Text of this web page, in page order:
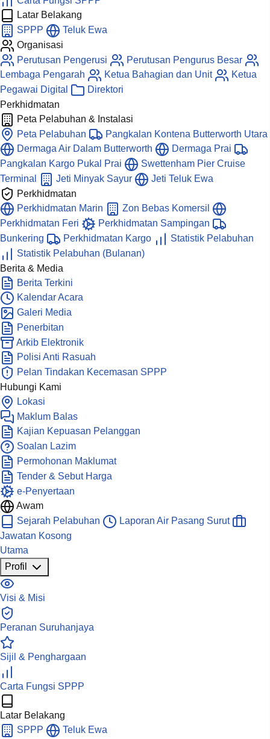
Latar Belakang
SPPP
Teluk Ewa
Organisasi
Perutusan Pengerusi
Perutusan Pengurus Besar
Lembaga Pengarah
Ketua Bahagian dan Unit
Ketua
Pegawai Digital
Direktori
Perkhidmatan
Peta Pelabuhan & Instalasi
Peta Pelabuhan
Pangkalan Kontena Butterworth Utara
Dermaga Air Dalam Butterworth
Dermaga Prai
Pangkalan Kargo Pukal Prai
Swettenham Pier Cruise
Terminal
Jeti Minyak Sayur
Jeti Teluk Ewa
Perkhidmatan
Perkhidmatan Marin
Zon Bebas Komersil
Perkhidmatan Feri
Perkhidmatan Sampingan
Bunkering
Perkhidmatan Kargo
Statistik Pelabuhan
Statistik Pelabuhan (Bulanan)
Berita & Media
Berita Terkini
Kalendar Acara
Galeri Media
Penerbitan
Arkib Elektronik
Polisi Anti Rasuah
Pelan Tindakan Kecemasan SPPP
Hubungi Kami
Lokasi
Maklum Balas
Kajian Kepuasan Pelanggan
Soalan Lazim
Permohonan Maklumat
Tender & Sebut Harga
e-Penyertaan
Awam
Sejarah Pelabuhan
Laporan Air Pasang Surut
Jawatan Kosong
Utama
Profil
Visi & Misi
Peranan Suruhanjaya
Sijil & Penghargaan
Carta Fungsi SPPP
Latar Belakang
SPPP
Teluk Ewa